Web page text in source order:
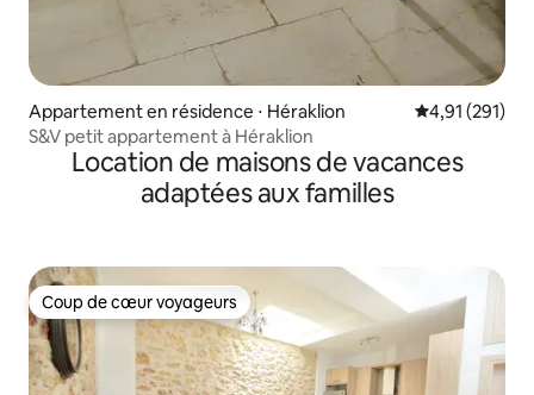
Appartement en résidence ⋅ Héraklion Évaluation
4,91 (291)
S&V petit appartement à Héraklion
Location de maisons de vacances
adaptées aux familles
Coup de cœur voyageurs
Coup de cœur voyageurs